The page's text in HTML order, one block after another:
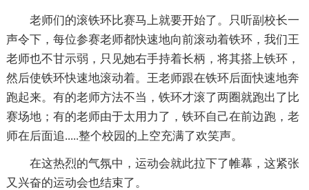
老师们的滚铁环比赛马上就要开始了。只听副校长一
声令下，每位参赛老师都快速地向前滚动着铁环，我们王
老师也不甘示弱，只见她右手持着长柄，将其搭上铁环，
然后使铁环快速地滚动着。王老师跟在铁环后面快速地奔
跑起来。有的老师方法不当，铁环才滚了两圈就跑出了比
赛场地；有的老师由于太用力了，铁环自己在前边跑，老
师在后面追.....整个校园的上空充满了欢笑声。
在这热烈的气氛中，运动会就此拉下了帷幕，这紧张
又兴奋的运动会也结束了。